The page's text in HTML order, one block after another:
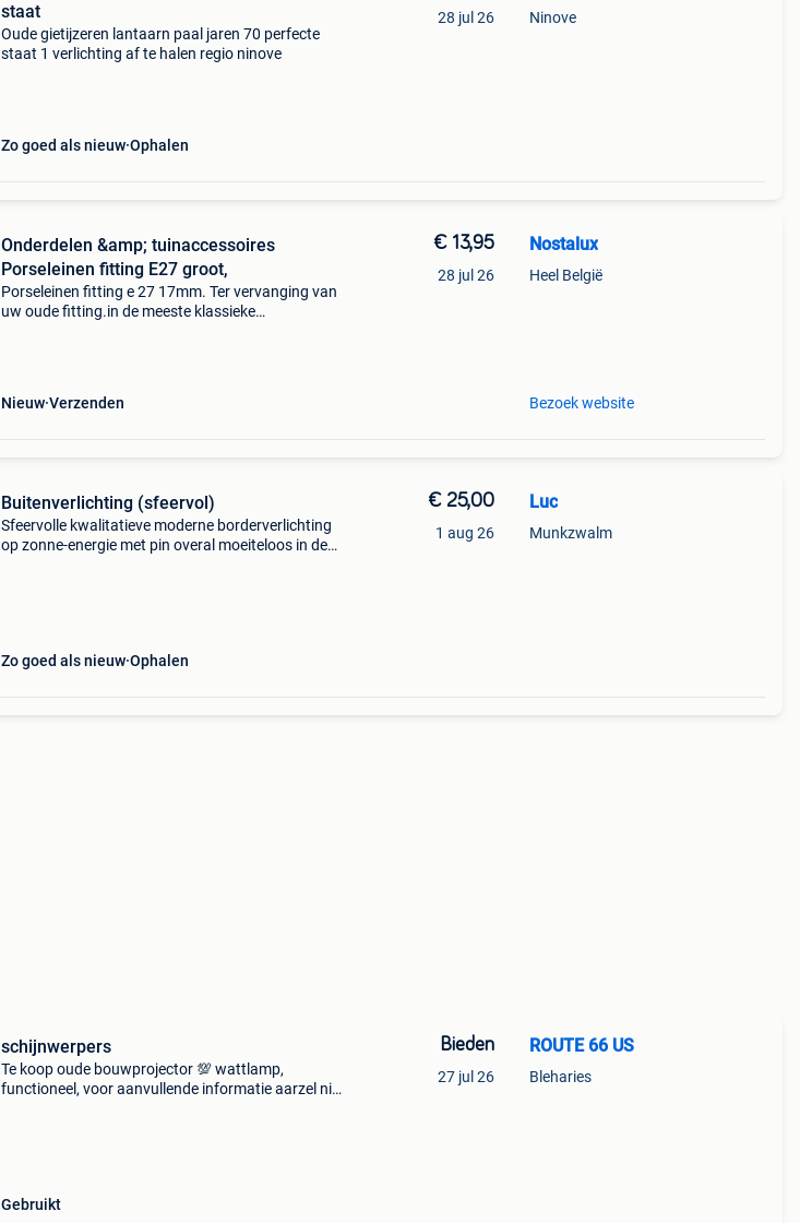
staat
Oude gietijzeren lantaarn paal jaren 70 perfecte
staat 1 verlichting af te halen regio ninove
Zo goed als nieuw Ophalen
28 jul 26 Ninove
Onderdelen &amp; tuinaccessoires
Porseleinen fitting E27 groot,
Porseleinen fitting e 27 17mm. Ter vervanging van
uw oude fitting.in de meeste klassieke
Nieuw Verzenden
€ 13,95
28 jul 26
Nostalux
Heel België
Bezoek website
Buitenverlichting (sfeervol)
Sfeervolle kwalitatieve moderne borderverlichting
op zonne-energie met pin overal moeiteloos in de
Zo goed als nieuw Ophalen
€ 25,00
1 aug 26
Luc
Munkzwalm
schijnwerpers
Te koop oude bouwprojector 💯 wattlamp,
functioneel, voor aanvullende informatie aarzel niet
Gebruikt
Bieden
27 jul 26
ROUTE 66 US
Bleharies